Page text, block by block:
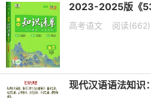
高考语文 阅读(662)